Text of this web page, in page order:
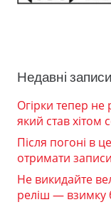
Недавні записи
Огірки тепер не
який став хітом
Після погоні в
отримати
Не викидайте
реліш — взимку